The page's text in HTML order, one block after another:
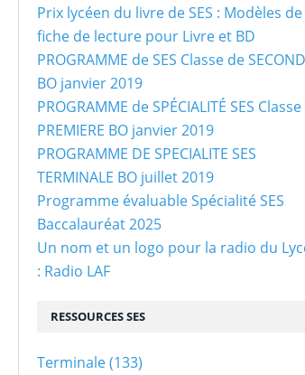
Prix lycéen du livre de SES : Modèles de
fiche de lecture pour Livre et BD
PROGRAMME de SES Classe de
BO janvier 2019
PROGRAMME de SPÉCIALITÉ SES
PREMIERE BO janvier 2019
PROGRAMME DE SPECIALITE SES
TERMINALE BO juillet 2019
Programme évaluable Spécialité SES
Baccalauréat 2025
Un nom et un logo pour la radio du
: Radio LAF
RESSOURCES SES
Terminale(133)